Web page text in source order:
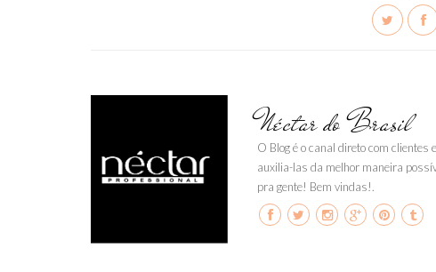
Néctar do Brasil
O Blog é o canal direto com
auxilia-las da melhor maneira
pra gente! Bem vindas!.